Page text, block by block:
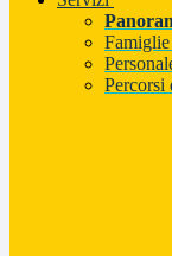
Famiglie
Percorsi